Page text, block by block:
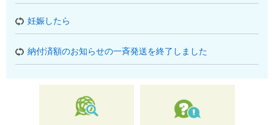
妊娠したら
納付済額のお知らせの一斉発送を終了しました